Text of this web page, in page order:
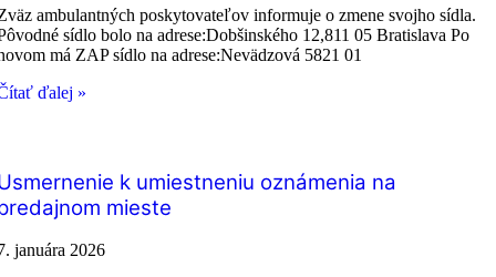
ambulantných poskytovateľov informuje o zmene svojho sídla.
sídlo bolo na adrese:Dobšinského 12,811 05 Bratislava Po
má ZAP sídlo na adrese:Nevädzová 5821 01
ďalej »
k umiestneniu oznámenia na
mieste
januára 2026